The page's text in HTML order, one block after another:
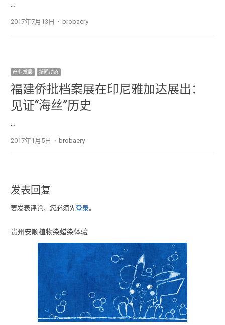
…
2017年7月13日 Author
brobaery
产业发展 新闻动态
福建侨批档案展在印尼雅加达展出：
见证“海丝”历史
…
2017年1月5日 Author
brobaery
发表回复
要发表评论，您必须先登录。
贵州安顺植物染蜡染体验